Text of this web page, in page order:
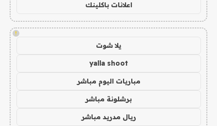
اعلانات باكلينك
!
يلا شوت
yalla shoot
مباريات اليوم مباشر
برشلونة مباشر
ريال مدريد مباشر